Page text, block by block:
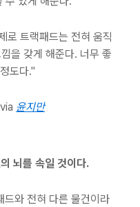
로 트랙패드는 전혀 움직
을 갖게 해준다. 너무 좋
도다."
윤지만
뇌를 속일 것이다.
드와 전혀 다른 물건이라